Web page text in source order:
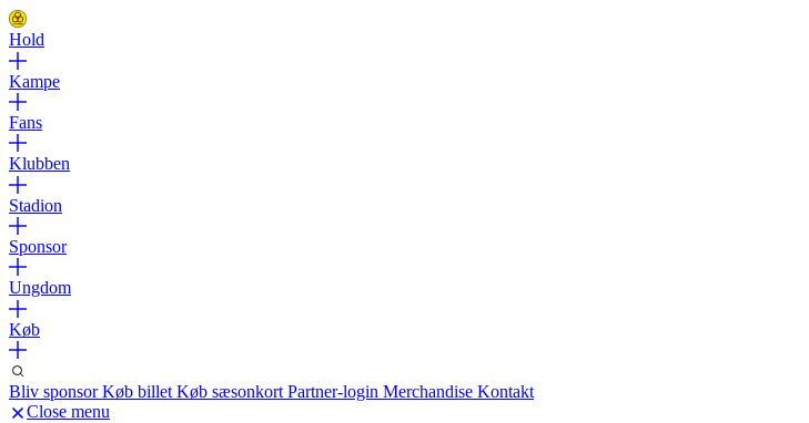
Hold
Kampe
Fans
Klubben
Stadion
Sponsor
Ungdom
Køb
Bliv sponsorKøb billet Køb sæsonkort Partner-login Merchandise Kontakt
Close menu